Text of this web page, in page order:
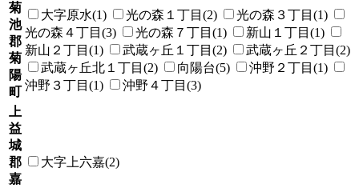
菊
池
郡
菊
陽
町
大字原水(1) 光の森１丁目(2)
光の森３丁目(1)
光の森４丁目(3)
光の森７丁目(1)
新山１丁目(1)
新山２丁目(1)
武蔵ヶ丘１丁目(2)
武蔵ヶ丘２丁目(2)
武蔵ヶ丘北１丁目(2)
向陽台(5)
沖野２丁目(1)
沖野３丁目(1)
沖野４丁目(3)
上
益
城
郡
嘉
大字上六嘉(2)